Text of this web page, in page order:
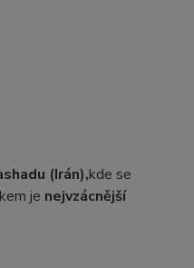
(Irán),kde se
je nejvzácnější